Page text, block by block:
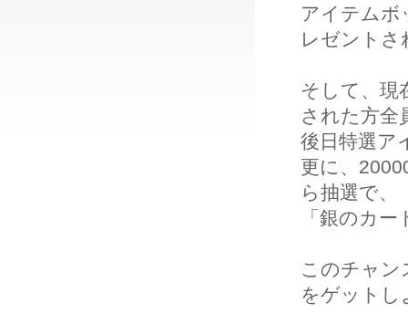
アイテムボ
レゼントさ
そして、現
された方全
後日特選ア
更に、
ら抽選で、
「銀のカ
このチャン
をゲットし